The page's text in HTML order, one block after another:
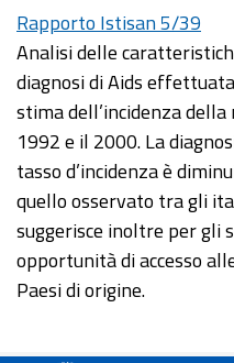
Rapporto Istisan 5/39
Analisi delle
diagnosi di Aids
stima dell’incidenza
1992 e il 2000. La
tasso d’incidenza è
quello osservato tra gli
suggerisce inoltre per gli
opportunità di accesso
Paesi di origine.